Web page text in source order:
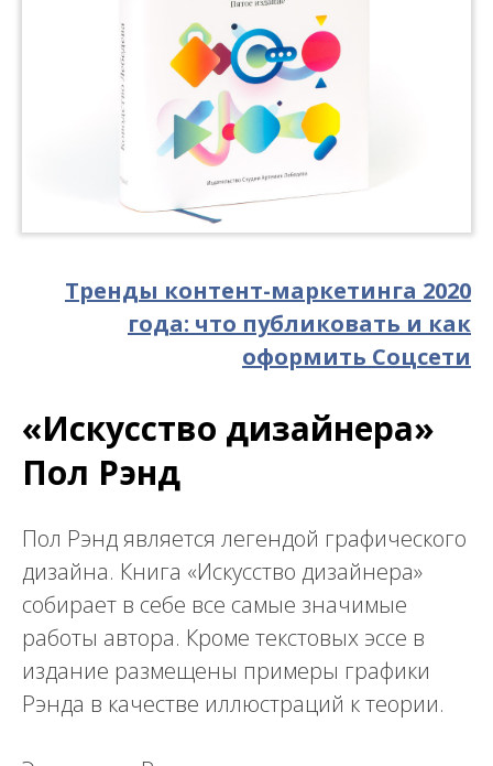
Тренды контент-маркетинга 2020
года: что публиковать и как
оформить Соцсети
«Искусство дизайнера»
Пол Рэнд
Пол Рэнд является легендой графического
дизайна. Книга «Искусство дизайнера»
собирает в себе все самые значимые
работы автора. Кроме текстовых эссе в
издание размещены примеры графики
Рэнда в качестве иллюстраций к теории.